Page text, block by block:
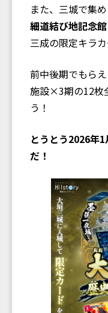
また、三城で集
細道結び地記念館
三成の限定キラ
前中後期でもら
施設×3期の12枚
う！
とうとう2026年
だ！